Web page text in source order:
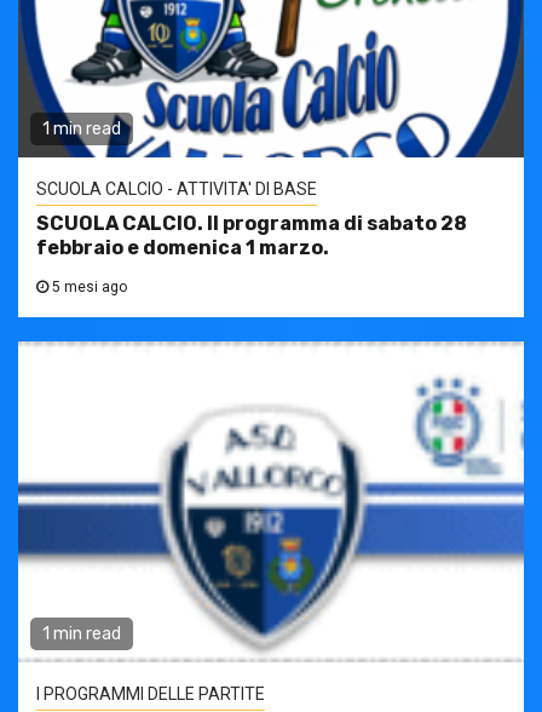
1 min read
SCUOLA CALCIO - ATTIVITA' DI BASE
SCUOLA CALCIO. Il programma di sabato 28
febbraio e domenica 1 marzo.
5 mesi ago
1 min read
I PROGRAMMI DELLE PARTITE